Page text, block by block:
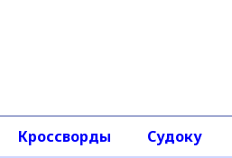
Кроссворды Судоку